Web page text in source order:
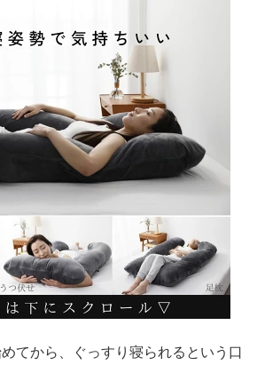
てから、ぐっすり寝られるという口